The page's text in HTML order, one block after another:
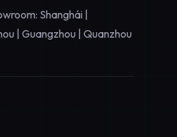
Shanghái |
| Guangzhou | Quanzhou